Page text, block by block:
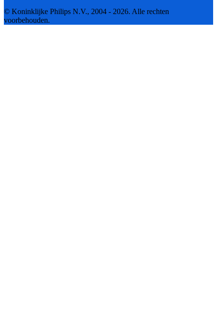
© Koninklijke Philips N.V., 2004 - 2026. Alle rechten
voorbehouden.